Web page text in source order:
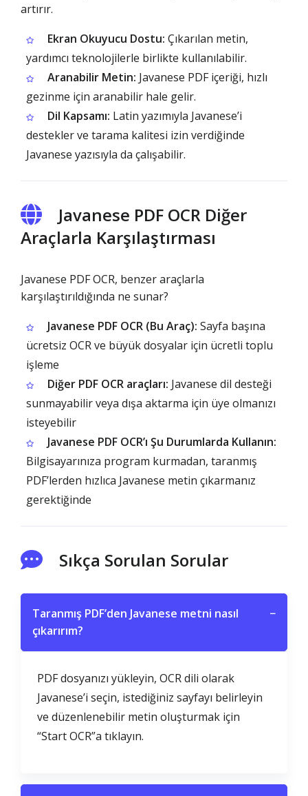
artırır.
Ekran Okuyucu Dostu: Çıkarılan metin,
yardımcı teknolojilerle birlikte kullanılabilir.
Aranabilir Metin: Javanese PDF içeriği, hızlı
gezinme için aranabilir hale gelir.
Dil Kapsamı: Latin yazımıyla Javanese’i
destekler ve tarama kalitesi izin verdiğinde
Javanese yazısıyla da çalışabilir.
Javanese PDF OCR Diğer
Araçlarla Karşılaştırması
Javanese PDF OCR, benzer araçlarla
karşılaştırıldığında ne sunar?
Javanese PDF OCR (Bu Araç): Sayfa başına
ücretsiz OCR ve büyük dosyalar için ücretli toplu
işleme
Diğer PDF OCR araçları: Javanese dil desteği
sunmayabilir veya dışa aktarma için üye olmanızı
isteyebilir
Javanese PDF OCR’ı Şu Durumlarda Kullanın:
Bilgisayarınıza program kurmadan, taranmış
PDF’lerden hızlıca Javanese metin çıkarmanız
gerektiğinde
Sıkça Sorulan Sorular
Taranmış PDF’den Javanese metni nasıl
çıkarırım?
−
PDF dosyanızı yükleyin, OCR dili olarak
Javanese’i seçin, istediğiniz sayfayı belirleyin
ve düzenlenebilir metin oluşturmak için
“Start OCR”a tıklayın.